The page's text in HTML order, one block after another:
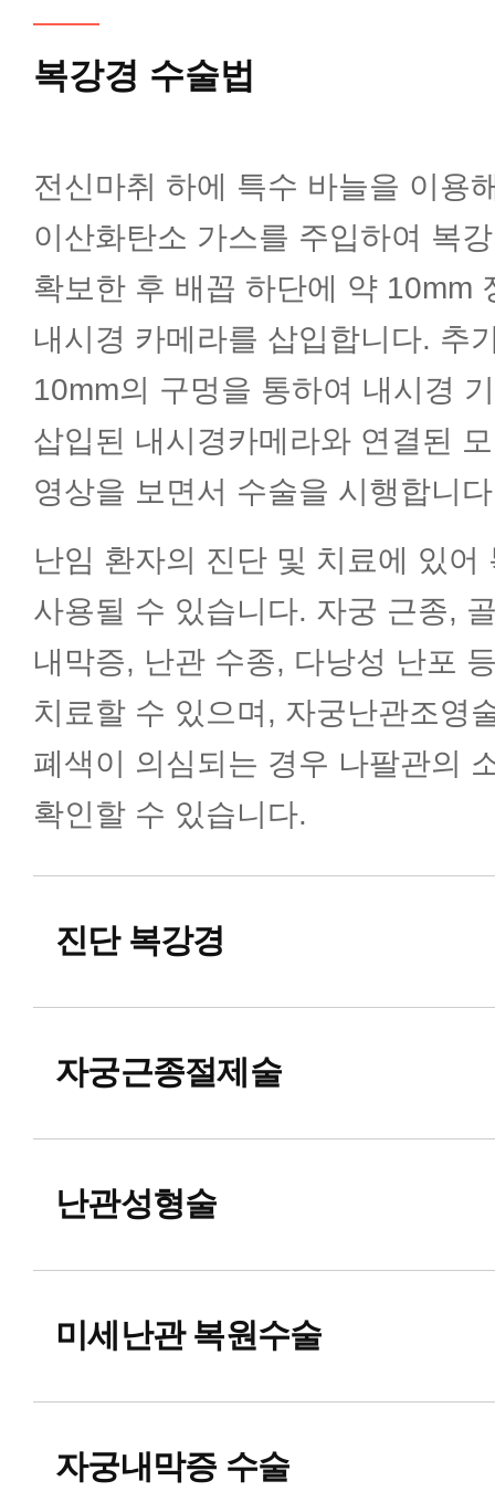
남성난임클리닉
유전학·착상전유전진단클리닉
복강경·자궁경클리닉
자궁내막증클리닉
난치성난임클리닉
가임력보존클리닉
이른둥이발달증진클리닉
전립선클리닉
여성 요실금 클리닉
CAPA 미성숙 난자 체외 배양 클
복강경 수술법
전신마취 하에 특수 바늘을 이용
이산화탄소 가스를 주입하여 복
확보한 후 배꼽 하단에 약 10mm
내시경 카메라를 삽입합니다. 추
10mm의 구멍을 통하여 내시경
삽입된 내시경카메라와 연결된
영상을 보면서 수술을 시행합니
난임 환자의 진단 및 치료에 있어
사용될 수 있습니다. 자궁 근종,
내막증, 난관 수종, 다낭성 난포
치료할 수 있으며, 자궁난관조영
폐색이 의심되는 경우 나팔관의
확인할 수 있습니다.
진단 복강경
자궁근종절제술
난관성형술
미세난관 복원수술
자궁내막증 수술